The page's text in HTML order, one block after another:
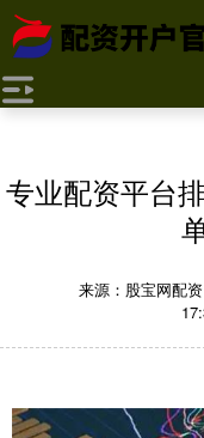
专业配资平台
来源：股宝网配资